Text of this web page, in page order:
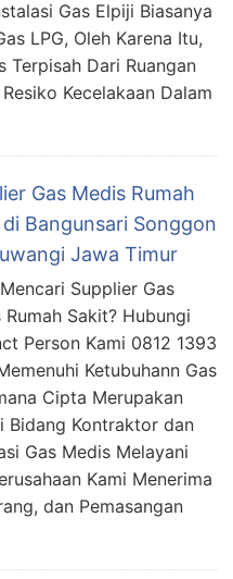
Gas Elpiji Biasanya
LPG, Oleh Karena Itu,
Terpisah Dari Ruangan
Kecelakaan Dalam
Gas Medis Rumah
Bangunsari Songgon
Jawa Timur
Supplier Gas
Rumah Sakit? Hubungi
Person Kami 0812 1393
Ketubuhann Gas
Cipta Merupakan
Bidang Kontraktor dan
Gas Medis Melayani
Kami Menerima
dan Pemasangan